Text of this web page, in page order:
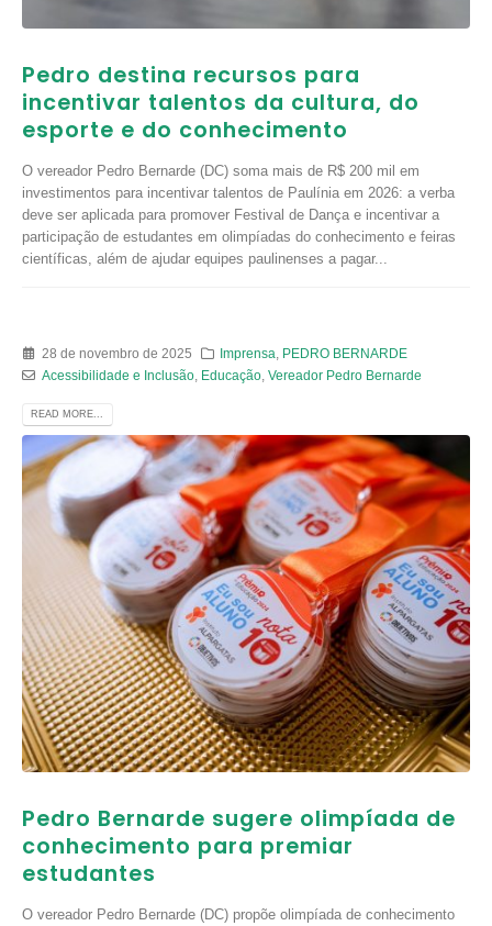
Pedro destina recursos para
incentivar talentos da cultura, do
esporte e do conhecimento
O vereador Pedro Bernarde (DC) soma mais de R$ 200 mil em
investimentos para incentivar talentos de Paulínia em 2026: a verba
deve ser aplicada para promover Festival de Dança e incentivar a
participação de estudantes em olimpíadas do conhecimento e feiras
científicas, além de ajudar equipes paulinenses a pagar...
28 de novembro de 2025 Imprensa
PEDRO BERNARDE
Acessibilidade e Inclusão, Educação, Vereador Pedro Bernarde
READ MORE...
Pedro Bernarde sugere olimpíada de
conhecimento para premiar
estudantes
O vereador Pedro Bernarde (DC) propõe olimpíada de conhecimento